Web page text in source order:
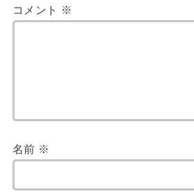
コメント ※
名前 ※